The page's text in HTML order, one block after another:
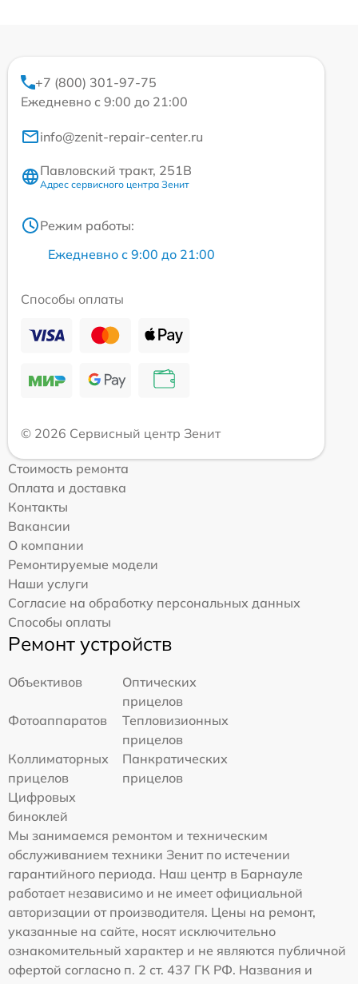
+7 (800) 301-97-75
Ежедневно с 9:00 до 21:00
info@zenit-repair-center.ru
Павловский тракт, 251В
Адрес сервисного центра Зенит
Режим работы:
Ежедневно с 9:00 до 21:00
Способы оплаты
© 2026 Сервисный центр Зенит
Стоимость ремонта
Оплата и доставка
Контакты
Вакансии
О компании
Ремонтируемые модели
Наши услуги
Согласие на обработку персональных данных
Способы оплаты
Ремонт устройств
Объективов
Оптических
прицелов
Фотоаппаратов
Тепловизионных
прицелов
Коллиматорных
прицелов
Панкратических
прицелов
Цифровых
биноклей
Мы занимаемся ремонтом и техническим
обслуживанием техники Зенит по истечении
гарантийного периода. Наш центр в Барнауле
работает независимо и не имеет официальной
авторизации от производителя. Цены на ремонт,
указанные на сайте, носят исключительно
ознакомительный характер и не являются публичной
офертой согласно п. 2 ст. 437 ГК РФ. Названия и